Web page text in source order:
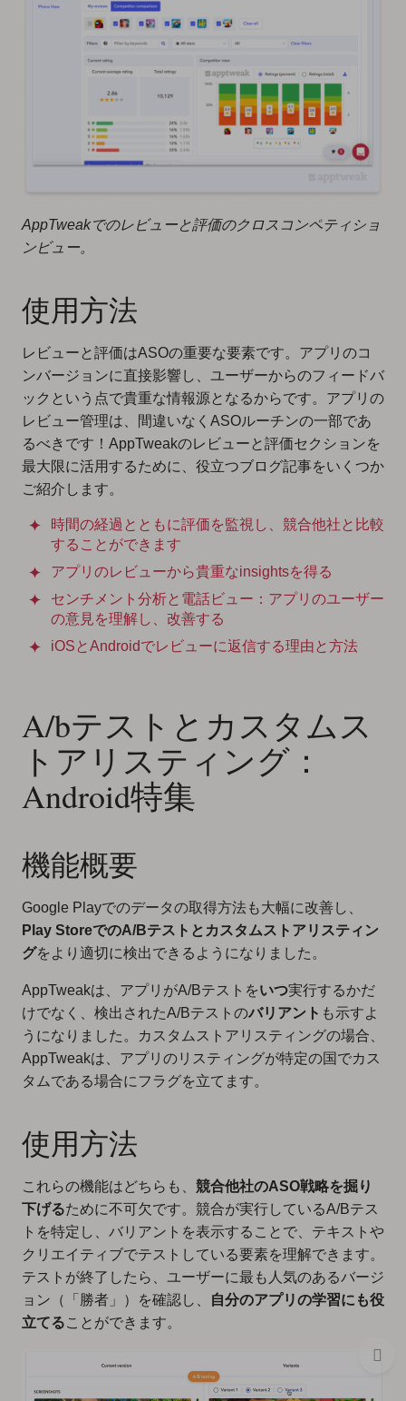
AppTweakでのレビューと評価のクロスコンペティショ
ンビュー。
使用方法
レビューと評価はASOの重要な要素です。アプリのコ
ンバージョンに直接影響し、ユーザーからのフィードバ
ックという点で貴重な情報源となるからです。アプリの
レビュー管理は、間違いなくASOルーチンの一部であ
るべきです！AppTweakのレビューと評価セクションを
最大限に活用するために、役立つブログ記事をいくつか
ご紹介します。
時間の経過とともに評価を監視し、競合他社と比較
することができます
アプリのレビューから貴重なinsightsを得る
センチメント分析と電話ビュー：アプリのユーザー
の意見を理解し、改善する
iOSとAndroidでレビューに返信する理由と方法
A/bテストとカスタムス
トアリスティング：
Android特集
機能概要
Google Playでのデータの取得方法も大幅に改善し、
Play StoreでのA/Bテストとカスタムストアリスティン
グをより適切に検出できるようになりました。
AppTweakは、アプリがA/Bテストをいつ実行するかだ
けでなく、検出されたA/Bテストのバリアント も示すよ
うになりました。カスタムストアリスティングの場合、
AppTweakは、アプリのリスティングが特定の国でカス
タムである場合にフラグを立てます。
使用方法
これらの機能はどちらも、 競合他社のASO戦略を掘り
下げるために不可欠です。競合が実行しているA/Bテス
トを特定し、バリアントを表示することで、テキストや
クリエイティブでテストしている要素を理解できます。
テストが終了したら、ユーザーに最も人気のあるバージ
ョン（「勝者」）を確認し、
自分のアプリの学習にも役
立てることができます。